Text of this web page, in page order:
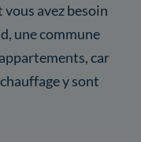
avez besoin
une commune
car
y sont